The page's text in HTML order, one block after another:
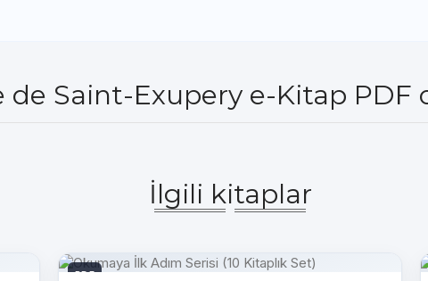
de Saint-Exupery e-Kitap PDF
İlgili kitaplar
PDF